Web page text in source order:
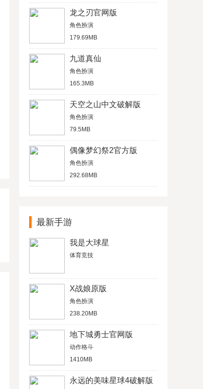
龙之刃官网版
角色扮演
179.69MB
九道真仙
角色扮演
165.3MB
天空之山中文破解版
角色扮演
79.5MB
偶像梦幻祭2官方版
角色扮演
292.68MB
最新手游
我是大球星
体育竞技
X战娘原版
角色扮演
238.20MB
地下城勇士官网版
动作格斗
1410MB
永远的美味星球4破解版